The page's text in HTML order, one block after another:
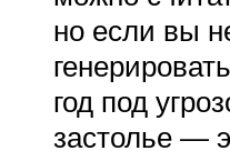
но если вы
год под
застолье —